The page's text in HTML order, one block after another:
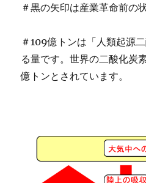
＃黒の矢印は産業革命前の
＃109億トンは「人類起源
る量です。世界の二酸化炭
億トンとされています。